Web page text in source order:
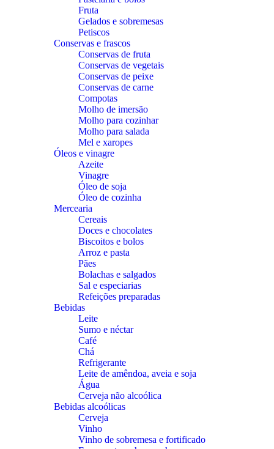
Fruta
Gelados e sobremesas
Petiscos
Conservas e frascos
Conservas de fruta
Conservas de vegetais
Conservas de peixe
Conservas de carne
Compotas
Molho de imersão
Molho para cozinhar
Molho para salada
Mel e xaropes
Óleos e vinagre
Azeite
Vinagre
Óleo de soja
Óleo de cozinha
Mercearia
Cereais
Doces e chocolates
Biscoitos e bolos
Arroz e pasta
Pães
Bolachas e salgados
Sal e especiarias
Refeições preparadas
Bebidas
Leite
Sumo e néctar
Café
Chá
Refrigerante
Leite de amêndoa, aveia e soja
Água
Cerveja não alcoólica
Bebidas alcoólicas
Cerveja
Vinho
Vinho de sobremesa e fortificado